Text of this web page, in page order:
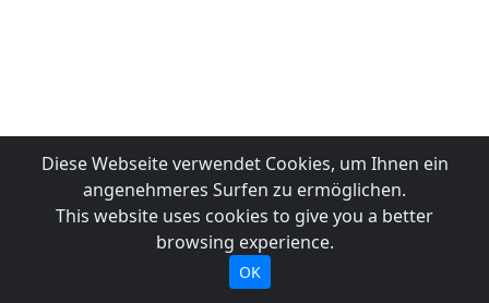
Diese Webseite verwendet Cookies, um Ihnen ein
angenehmeres Surfen zu ermöglichen.
This website uses cookies to give you a better
browsing experience.
OK